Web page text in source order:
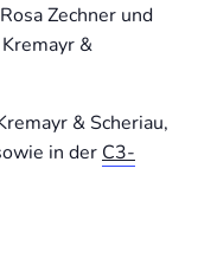
Zechner und
&
& Scheriau,
in der C3-